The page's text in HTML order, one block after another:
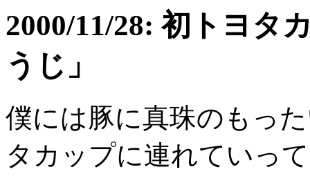
2000/11/28: 初トヨタ
うじ」
僕には豚に真珠のもっ
タカップに連れていっ